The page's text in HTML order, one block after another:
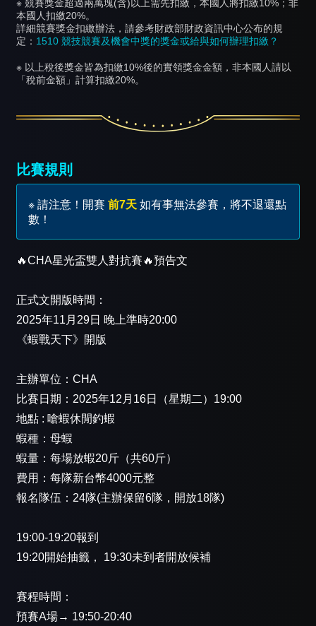
※ 競賽獎金超過兩萬塊(含)以上需先扣繳，本國人將扣繳10%；非
本國人扣繳20%。
詳細競賽獎金扣繳辦法，請參考財政部財政資訊中心公布的規
定： 1510 競技競賽及機會中獎的獎金或給與如何辦理扣繳？
※ 以上稅後獎金皆為扣繳10%後的實領獎金金額，非本國人請以
「稅前金額」計算扣繳20%。
比賽規則
※ 請注意！開賽 前7天 如有事無法參賽，將不退還點
數！
🔥CHA星光盃雙人對抗賽🔥預告文
正式文開版時間：
2025年11月29日 晚上準時20:00
《蝦戰天下》開版
主辦單位：CHA
比賽日期：2025年12月16日（星期二）19:00
地點 : 嗆蝦休閒釣蝦
蝦種：母蝦
蝦量：每場放蝦20斤（共60斤）
費用：每隊新台幣4000元整
報名隊伍：24隊(主辦保留6隊，開放18隊)
19:00-19:20報到
19:20開始抽籤， 19:30未到者開放候補
賽程時間：
預賽A場→ 19:50-20:40